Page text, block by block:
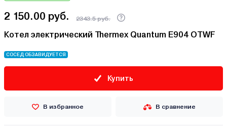
2 150.00 руб. 2343.5 руб.
Котел электрический Thermex Quantum E904 OTWF
СОСЕД ОБЗАВИДУЕТСЯ
Купить
В избранное В сравнение